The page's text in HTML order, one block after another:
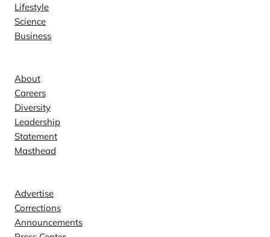
Lifestyle
Science
Business
About
Careers
Diversity
Leadership
Statement
Masthead
Advertise
Corrections
Announcements